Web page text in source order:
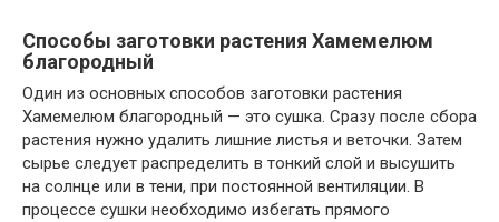
Способы заготовки растения Хамемелюм
благородный
Один из основных способов заготовки растения
Хамемелюм благородный — это сушка. Сразу после сбора
растения нужно удалить лишние листья и веточки. Затем
сырье следует распределить в тонкий слой и высушить
на солнце или в тени, при постоянной вентиляции. В
процессе сушки необходимо избегать прямого